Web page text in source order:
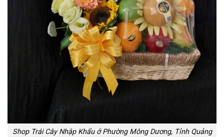
Shop Trái Cây Nhập Khẩu ở Phường Mông Dương, Tỉnh Quảng